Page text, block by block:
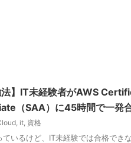
法】IT未経験者がAWS
（SAA）に45時間で一発
, it, 資格
ているけど、IT未経験では合格でき